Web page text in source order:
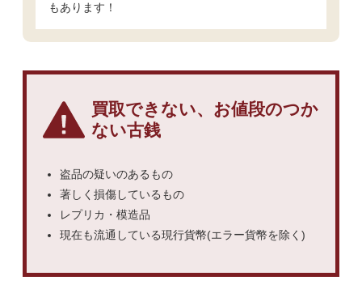
もあります！
買取できない、お値段のつか
ない古銭
盗品の疑いのあるもの
著しく損傷しているもの
レプリカ・模造品
現在も流通している現行貨幣(エラー貨幣を除く)